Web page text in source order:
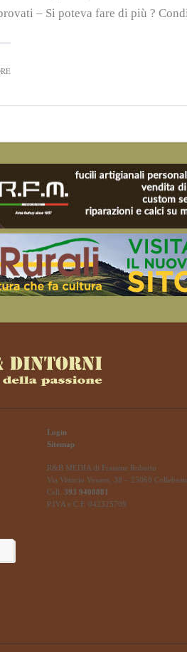
– Si poteva fare di più ?
Login
Sitemap
R&B MEDIA di Frassine Roberto
Via Vittorio Veneto, 38 – 25060
Cell. 393 9408881
P.IVA e C.F. 042325709